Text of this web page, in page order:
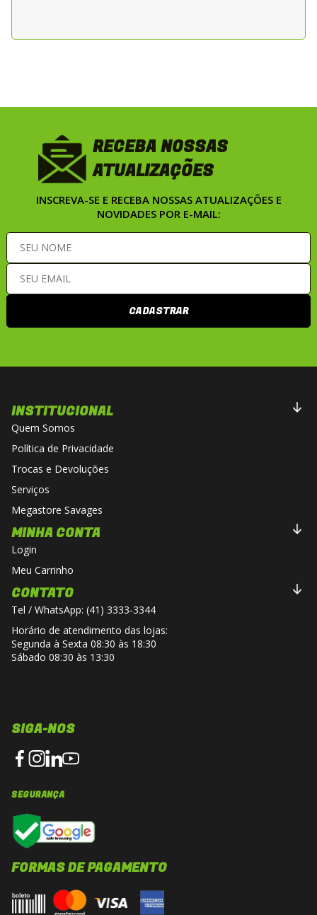
RECEBA NOSSAS
ATUALIZAÇÕES
INSCREVA-SE E RECEBA NOSSAS ATUALIZAÇÕES E
NOVIDADES POR E-MAIL:
CADASTRAR
INSTITUCIONAL
Quem Somos
Política de Privacidade
Trocas e Devoluções
Serviços
Megastore Savages
MINHA CONTA
Login
Meu Carrinho
CONTATO
Tel / WhatsApp: (41) 3333-3344
Horário de atendimento das lojas:
Segunda à Sexta 08:30 às 18:30
Sábado 08:30 às 13:30
SIGA-NOS
SEGURANÇA
FORMAS DE PAGAMENTO